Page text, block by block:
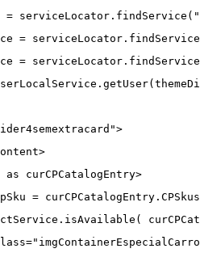
=
=
=
as curCPCatalogEntry>
=